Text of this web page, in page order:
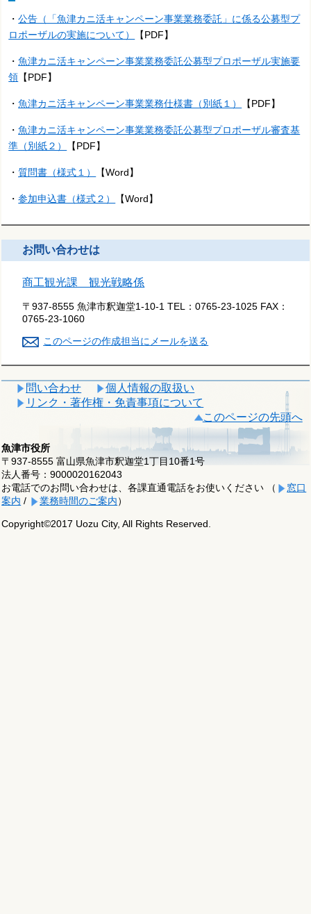
・公告（「魚津カニ活キャンペーン事業業務委託」に係る公募型プ
ロポーザルの実施について）
【PDF】
・魚津カニ活キャンペーン事業業務委託公募型プロポーザル実施要
領 【PDF】
・魚津カニ活キャンペーン事業業務仕様書（別紙１） 【PDF】
・魚津カニ活キャンペーン事業業務委託公募型プロポーザル審査基
準（別紙２）
【PDF】
・質問書（様式１） 【Word】
・参加申込書（様式２） 【Word】
お問い合わせは
商工観光課 観光戦略係
〒937-8555 魚津市釈迦堂1-10-1 TEL：0765-23-1025 FAX：
0765-23-1060
このページの作成担当にメールを送る
問い合わせ
個人情報の取扱い
リンク・著作権・免責事項について
このページの先頭へ
魚津市役所
〒937-8555 富山県魚津市釈迦堂1丁目10番1号
法人番号：9000020162043
お電話でのお問い合わせは、各課直通電話をお使いください （
窓口
案内 / 業務時間のご案内）
Copyright©2017 Uozu City, All Rights Reserved.